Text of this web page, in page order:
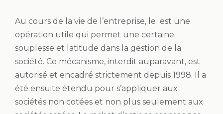
Au cours de la vie de l’entreprise, le est une
opération utile qui permet une certaine
souplesse et latitude dans la gestion de la
société. Ce mécanisme, interdit auparavant, est
autorisé et encadré strictement depuis 1998. Il a
été ensuite étendu pour s’appliquer aux
sociétés non cotées et non plus seulement aux